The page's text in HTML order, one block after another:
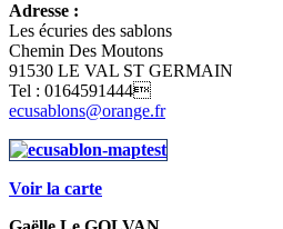
Adresse :
Les écuries des sablons
Chemin Des Moutons
91530 LE VAL ST GERMAIN
Tel : 0164591444
ecusablons@orange.fr
Voir la carte